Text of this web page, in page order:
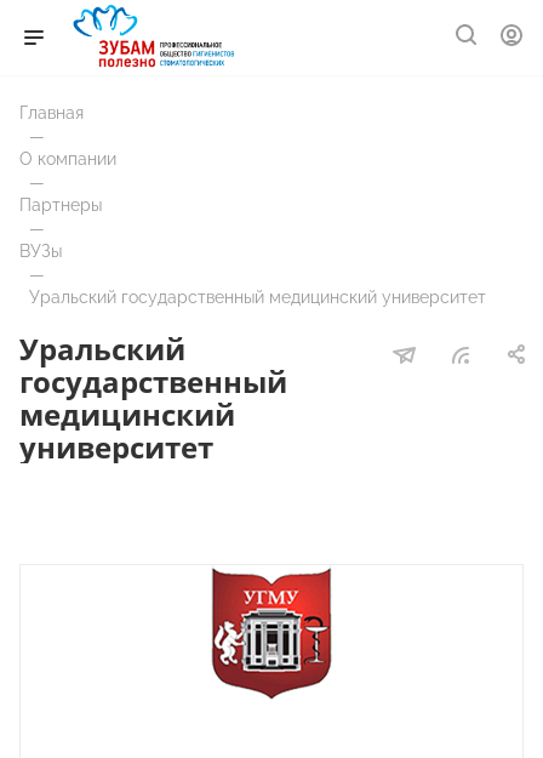
Уральский
государственный
медицинский
университет
Главная
—
О компании
—
Партнеры
—
ВУЗы
—
Уральский государственный медицинский университет